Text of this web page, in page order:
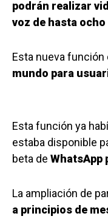
podrán realizar
voz de hasta
Esta nueva
mundo para
Esta función ya
estaba disponible
beta de WhatsApp
La ampliación de
a principios de